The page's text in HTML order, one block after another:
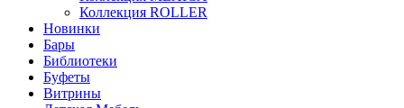
Коллекция ROLLER
Новинки
Бары
Библиотеки
Буфеты
Витрины